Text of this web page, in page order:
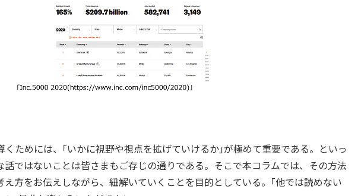
ためには、｢いかに視野や視点を拡げていけるか｣が極めて重要である。といっ
話ではないことは皆さまもご存じの通りである。そこで本コラムでは、その方法
え方をお伝えしながら、紐解いていくことを目的としている。｢他では読めない